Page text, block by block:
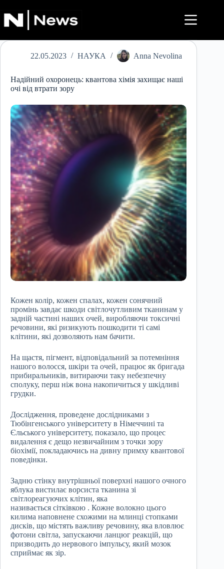
до
вмісту
22.05.2023 НАУКА Anna Nevolina
Надійний охоронець: квантова хімія захищає наші
очі від втрати зору
Кожен колір, кожен спалах, кожен сонячний
промінь завдає шкоди світлочутливим тканинам у
задній частині наших очей, виробляючи токсичні
речовини, які ризикують пошкодити ті самі
клітини, які дозволяють нам бачити.
На щастя, пігмент, відповідальний за потемніння
нашого волосся, шкіри та очей, працює як бригада
прибиральників, витираючи таку небезпечну
сполуку, перш ніж вона накопичиться у шкідливі
грудки.
Дослідження, проведене дослідниками з
Тюбінгенського університету в Німеччині та
Єльського університету, показало, що процес
видалення є дещо незвичайним з точки зору
біохімії, покладаючись на дивну примху квантової
поведінки.
Задню стінку внутрішньої поверхні нашого очного
яблука вистилає ворсиста тканина зі
світлореагуючих клітин, яка
називається сітківкою . Кожне волокно цього
килима наповнене схожими на млинці стопками
дисків, що містять важливу речовину, яка вловлює
фотони світла, запускаючи ланцюг реакцій, що
призводить до нервового імпульсу, який мозок
сприймає як зір.